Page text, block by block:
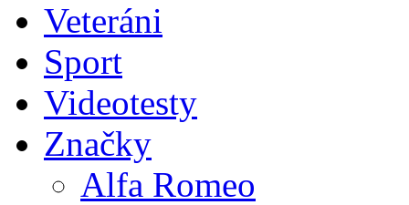
Veteráni
Sport
Videotesty
Značky
Alfa Romeo